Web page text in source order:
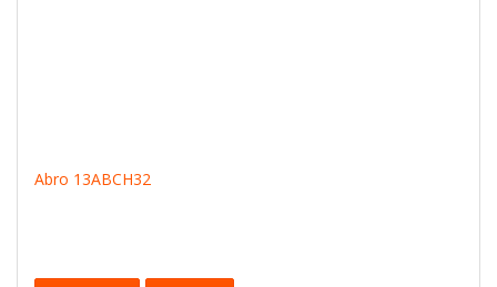
Abro 13ABCH32